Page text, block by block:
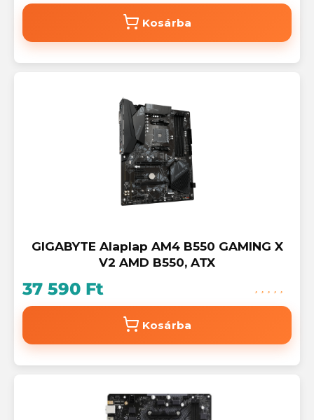
Kosárba
GIGABYTE Alaplap AM4 B550 GAMING X
V2 AMD B550, ATX
37 590 Ft
Kosárba